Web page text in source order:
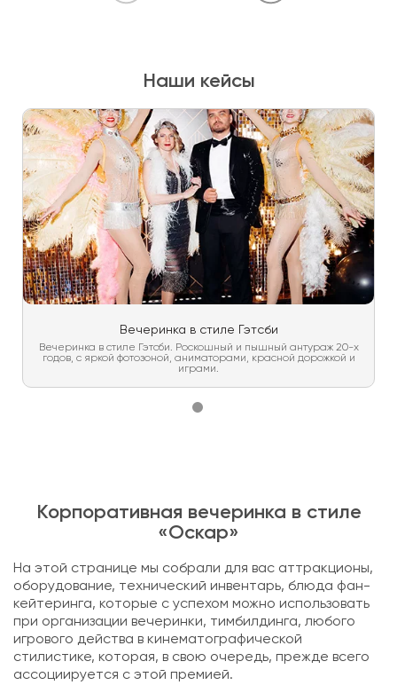
Наши кейсы
Вечеринка в стиле Гэтсби
Вечеринка в стиле Гэтсби. Роскошный и пышный антураж 20-х
годов, с яркой фотозоной, аниматорами, красной дорожкой и
играми.
Корпоративная вечеринка в стиле
«Оскар»
На этой странице мы собрали для вас аттракционы,
оборудование, технический инвентарь, блюда фан-
кейтеринга, которые с успехом можно использовать
при организации вечеринки, тимбилдинга, любого
игрового действа в кинематографической
стилистике, которая, в свою очередь, прежде всего
ассоциируется с этой премией.